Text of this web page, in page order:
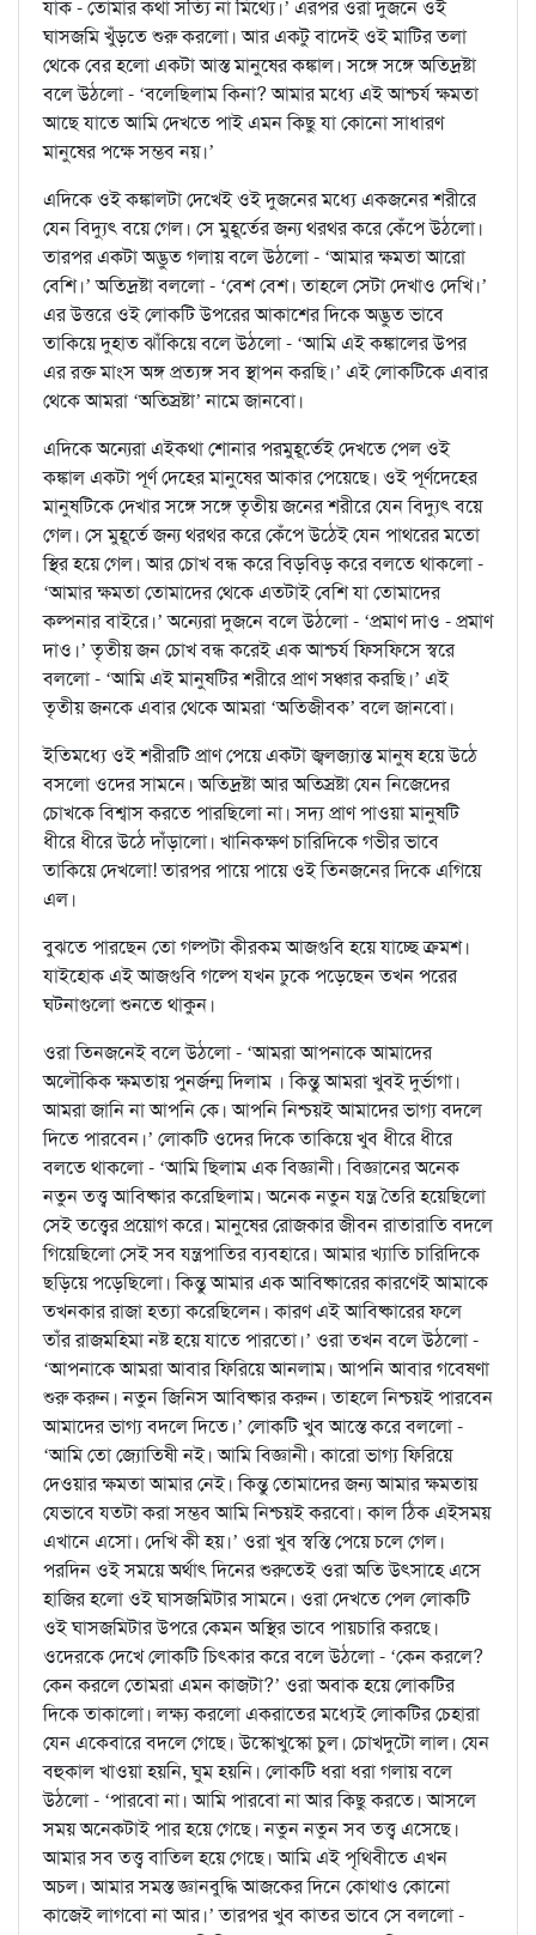
যাক - তোমার কথা সত্যি না মিথ্যে।’ এরপর ওরা দুজনে ওই
ঘাসজমি খুঁড়তে শুরু করলো। আর একটু বাদেই ওই মাটির তলা
থেকে বের হলো একটা আস্ত মানুষের কঙ্কাল। সঙ্গে সঙ্গে অতিদ্রষ্টা
বলে উঠলো - ‘বলেছিলাম কিনা? আমার মধ্যে এই আশ্চর্য ক্ষমতা
আছে যাতে আমি দেখতে পাই এমন কিছু যা কোনো সাধারণ
মানুষের পক্ষে সম্ভব নয়।’
এদিকে ওই কঙ্কালটা দেখেই ওই দুজনের মধ্যে একজনের শরীরে
যেন বিদ্যুৎ বয়ে গেল। সে মুহূর্তের জন্য থরথর করে কেঁপে উঠলো।
তারপর একটা অদ্ভুত গলায় বলে উঠলো - ‘আমার ক্ষমতা আরো
বেশি।’ অতিদ্রষ্টা বললো - ‘বেশ বেশ। তাহলে সেটা দেখাও দেখি।’
এর উত্তরে ওই লোকটি উপরের আকাশের দিকে অদ্ভুত ভাবে
তাকিয়ে দুহাত ঝাঁকিয়ে বলে উঠলো - ‘আমি এই কঙ্কালের উপর
এর রক্ত মাংস অঙ্গ প্রত্যঙ্গ সব স্থাপন করছি।’ এই লোকটিকে এবার
থেকে আমরা ‘অতিস্রষ্টা’ নামে জানবো।
এদিকে অন্যেরা এইকথা শোনার পরমুহূর্তেই দেখতে পেল ওই
কঙ্কাল একটা পূর্ণ দেহের মানুষের আকার পেয়েছে। ওই পূর্ণদেহের
মানুষটিকে দেখার সঙ্গে সঙ্গে তৃতীয় জনের শরীরে যেন বিদ্যুৎ বয়ে
গেল। সে মুহূর্তে জন্য থরথর করে কেঁপে উঠেই যেন পাথরের মতো
স্থির হয়ে গেল। আর চোখ বন্ধ করে বিড়বিড় করে বলতে থাকলো -
‘আমার ক্ষমতা তোমাদের থেকে এতটাই বেশি যা তোমাদের
কল্পনার বাইরে।’ অন্যেরা দুজনে বলে উঠলো - ‘প্রমাণ দাও - প্রমাণ
দাও।’ তৃতীয় জন চোখ বন্ধ করেই এক আশ্চর্য ফিসফিসে স্বরে
বললো - ‘আমি এই মানুষটির শরীরে প্রাণ সঞ্চার করছি।’ এই
তৃতীয় জনকে এবার থেকে আমরা ‘অতিজীবক’ বলে জানবো।
ইতিমধ্যে ওই শরীরটি প্রাণ পেয়ে একটা জ্বলজ্যান্ত মানুষ হয়ে উঠে
বসলো ওদের সামনে। অতিদ্রষ্টা আর অতিস্রষ্টা যেন নিজেদের
চোখকে বিশ্বাস করতে পারছিলো না। সদ্য প্রাণ পাওয়া মানুষটি
ধীরে ধীরে উঠে দাঁড়ালো। খানিকক্ষণ চারিদিকে গভীর ভাবে
তাকিয়ে দেখলো! তারপর পায়ে পায়ে ওই তিনজনের দিকে এগিয়ে
এল।
বুঝতে পারছেন তো গল্পটা কীরকম আজগুবি হয়ে যাচ্ছে ক্রমশ।
যাইহোক এই আজগুবি গল্পে যখন ঢুকে পড়েছেন তখন পরের
ঘটনাগুলো শুনতে থাকুন।
ওরা তিনজনেই বলে উঠলো - ‘আমরা আপনাকে আমাদের
অলৌকিক ক্ষমতায় পুনর্জন্ম দিলাম । কিন্তু আমরা খুবই দুর্ভাগা।
আমরা জানি না আপনি কে। আপনি নিশ্চয়ই আমাদের ভাগ্য বদলে
দিতে পারবেন।’ লোকটি ওদের দিকে তাকিয়ে খুব ধীরে ধীরে
বলতে থাকলো - ‘আমি ছিলাম এক বিজ্ঞানী। বিজ্ঞানের অনেক
নতুন তত্ত্ব আবিষ্কার করেছিলাম। অনেক নতুন যন্ত্র তৈরি হয়েছিলো
সেই তত্ত্বের প্রয়োগ করে। মানুষের রোজকার জীবন রাতারাতি বদলে
গিয়েছিলো সেই সব যন্ত্রপাতির ব্যবহারে। আমার খ্যাতি চারিদিকে
ছড়িয়ে পড়েছিলো। কিন্তু আমার এক আবিষ্কারের কারণেই আমাকে
তখনকার রাজা হত্যা করেছিলেন। কারণ এই আবিষ্কারের ফলে
তাঁর রাজমহিমা নষ্ট হয়ে যাতে পারতো।’ ওরা তখন বলে উঠলো -
‘আপনাকে আমরা আবার ফিরিয়ে আনলাম। আপনি আবার গবেষণা
শুরু করুন। নতুন জিনিস আবিষ্কার করুন। তাহলে নিশ্চয়ই পারবেন
আমাদের ভাগ্য বদলে দিতে।’ লোকটি খুব আস্তে করে বললো -
‘আমি তো জ্যোতিষী নই। আমি বিজ্ঞানী। কারো ভাগ্য ফিরিয়ে
দেওয়ার ক্ষমতা আমার নেই। কিন্তু তোমাদের জন্য আমার ক্ষমতায়
যেভাবে যতটা করা সম্ভব আমি নিশ্চয়ই করবো। কাল ঠিক এইসময়
এখানে এসো। দেখি কী হয়।’ ওরা খুব স্বস্তি পেয়ে চলে গেল।
পরদিন ওই সময়ে অর্থাৎ দিনের শুরুতেই ওরা অতি উৎসাহে এসে
হাজির হলো ওই ঘাসজমিটার সামনে। ওরা দেখতে পেল লোকটি
ওই ঘাসজমিটার উপরে কেমন অস্থির ভাবে পায়চারি করছে।
ওদেরকে দেখে লোকটি চিৎকার করে বলে উঠলো - ‘কেন করলে?
কেন করলে তোমরা এমন কাজটা?’ ওরা অবাক হয়ে লোকটির
দিকে তাকালো। লক্ষ্য করলো একরাতের মধ্যেই লোকটির চেহারা
যেন একেবারে বদলে গেছে। উস্কোখুস্কো চুল। চোখদুটো লাল। যেন
বহুকাল খাওয়া হয়নি, ঘুম হয়নি। লোকটি ধরা ধরা গলায় বলে
উঠলো - ‘পারবো না। আমি পারবো না আর কিছু করতে। আসলে
সময় অনেকটাই পার হয়ে গেছে। নতুন নতুন সব তত্ত্ব এসেছে।
আমার সব তত্ত্ব বাতিল হয়ে গেছে। আমি এই পৃথিবীতে এখন
অচল। আমার সমস্ত জ্ঞানবুদ্ধি আজকের দিনে কোথাও কোনো
কাজেই লাগবো না আর।’ তারপর খুব কাতর ভাবে সে বললো -